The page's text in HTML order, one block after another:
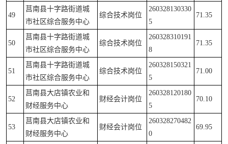
49
莒南县十字路街道城
市社区综合服务中心
综合技术岗位
260328130330
5
71.35
50
莒南县十字路街道城
市社区综合服务中心
综合技术岗位
260328310191
8
71.35
51
莒南县十字路街道城
市社区综合服务中心
综合技术岗位
260328150321
5
71.00
52
莒南县大店镇农业和
财经服务中心
财经会计岗位
260328120180
5
70.10
53
莒南县大店镇农业和
财经服务中心
财经会计岗位
260328270482
0
69.95